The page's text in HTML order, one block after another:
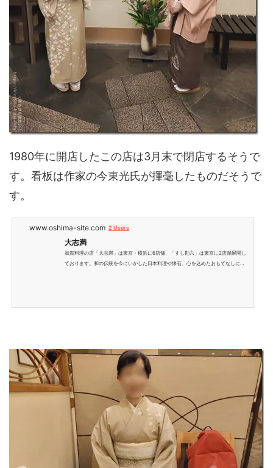
1980年に開店したこの店は3月末で閉店するそうで
す。看板は作家の今東光氏が揮毫したものだそうで
す。
www.oshima-site.com 2 Users
大志満
加賀料理の店「大志満」は東京・横浜に6店舗、「すし勘六」は東京に2店舗展開し
ております。和の伝統を今にいかした日本料理や懐石、心を込めたおもてなしに